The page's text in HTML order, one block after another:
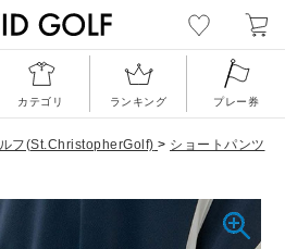
カテゴリ ランキング プレー券
フ(St.ChristopherGolf) > ショートパンツ